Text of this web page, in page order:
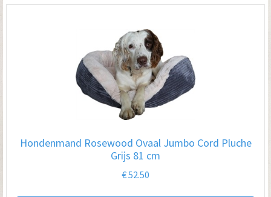
Hondenmand Rosewood Ovaal Jumbo Cord Pluche
Grijs 81 cm
€52.50